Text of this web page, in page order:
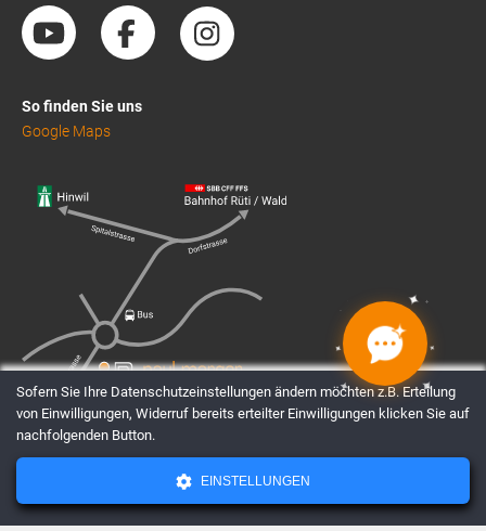
So finden Sie uns
Google Maps
AGBsDatenschutzImpressum
✦
✦
✦
✦
✦
✦
Sofern Sie Ihre Datenschutzeinstellungen ändern möchten z.B. Erteilung
von Einwilligungen, Widerruf bereits erteilter Einwilligungen klicken Sie auf
nachfolgenden Button.
EINSTELLUNGEN